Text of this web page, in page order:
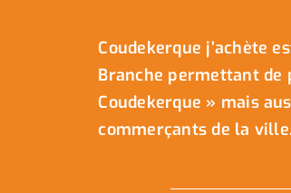
Coudekerque j’achète
Branche permettant
Coudekerque » mais
commerçants de la ville.